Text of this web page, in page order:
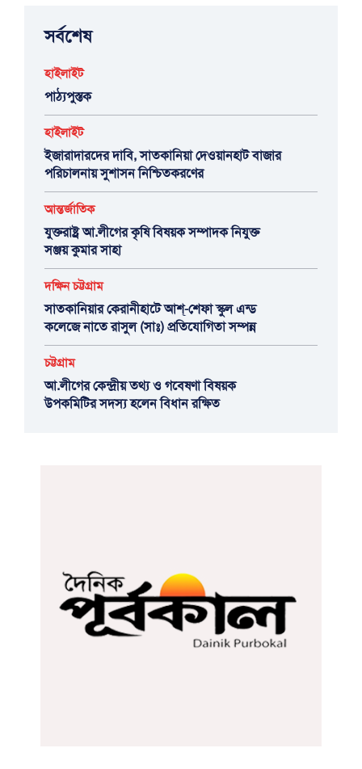
সর্বশেষ
হাইলাইট
পাঠ্যপুস্তক
হাইলাইট
ইজারাদারদের দাবি, সাতকানিয়া দেওয়ানহাট বাজার
পরিচালনায় সুশাসন নিশ্চিতকরণের
আন্তর্জাতিক
যুক্তরাষ্ট্র আ.লীগের কৃষি বিষয়ক সম্পাদক নিযুক্ত
সঞ্জয় কুমার সাহা
দক্ষিন চট্টগ্রাম
সাতকানিয়ার কেরানীহাটে আশ্-শেফা স্কুল এন্ড
কলেজে নাতে রাসুল (সাঃ) প্রতিযোগিতা সম্পন্ন
চট্টগ্রাম
আ.লীগের কেন্দ্রীয় তথ্য ও গবেষণা বিষয়ক
উপকমিটির সদস্য হলেন বিধান রক্ষিত